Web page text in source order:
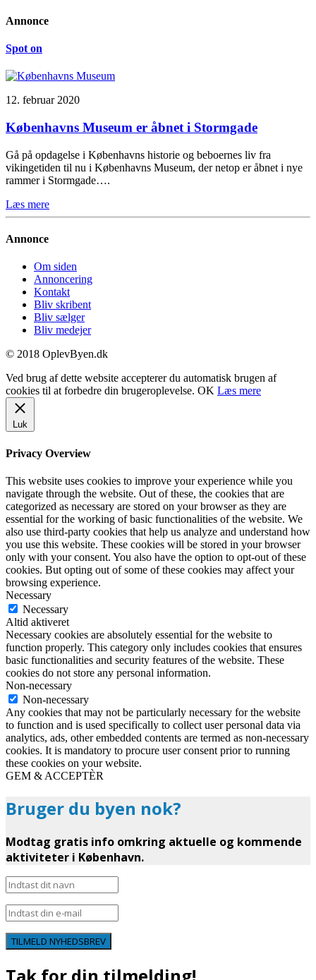
Annonce
Spot on
12. februar 2020
Københavns Museum er åbnet i Stormgade
Gå på opdagelse i Københavns historie og beboernes liv fra
vikingetiden til nu i Københavns Museum, der netop er åbnet i nye
rammer i Stormgade….
Læs mere
Annonce
Om siden
Annoncering
Kontakt
Bliv skribent
Bliv sælger
Bliv medejer
© 2018 OplevByen.dk
Ved brug af dette website accepterer du automatisk brugen af
cookies til at forbedre din brugeroplevelse. OK Læs mere
Luk
Privacy Overview
This website uses cookies to improve your experience while you
navigate through the website. Out of these, the cookies that are
categorized as necessary are stored on your browser as they are
essential for the working of basic functionalities of the website. We
also use third-party cookies that help us analyze and understand how
you use this website. These cookies will be stored in your browser
only with your consent. You also have the option to opt-out of these
cookies. But opting out of some of these cookies may affect your
browsing experience.
Necessary
Necessary
Altid aktiveret
Necessary cookies are absolutely essential for the website to
function properly. This category only includes cookies that ensures
basic functionalities and security features of the website. These
cookies do not store any personal information.
Non-necessary
Non-necessary
Any cookies that may not be particularly necessary for the website
to function and is used specifically to collect user personal data via
analytics, ads, other embedded contents are termed as non-necessary
cookies. It is mandatory to procure user consent prior to running
these cookies on your website.
GEM & ACCEPTÈR
Bruger du byen nok?
Modtag gratis info omkring aktuelle og kommende
aktiviteter i København.
TILMELD NYHEDSBREV
Tak for din tilmelding!